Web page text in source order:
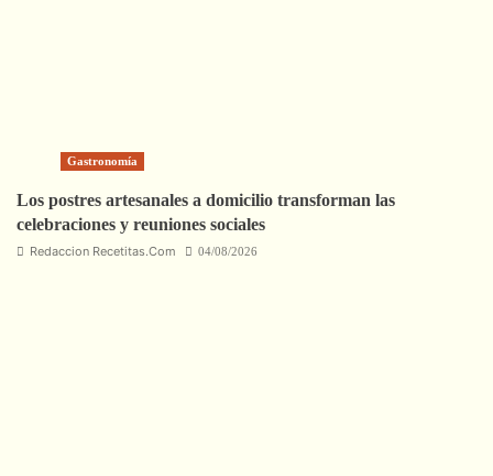
Gastronomía
Los postres artesanales a domicilio transforman las
celebraciones y reuniones sociales
Redaccion Recetitas.Com 04/08/2026